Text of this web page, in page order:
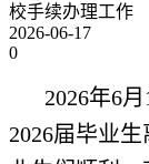
校手续办理工作
2026-06-17
0
2026年6
2026届毕业